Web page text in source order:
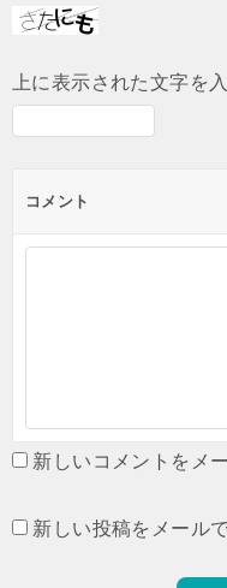
上に表示された文字を
コメント
新しいコメントをメ
新しい投稿をメール